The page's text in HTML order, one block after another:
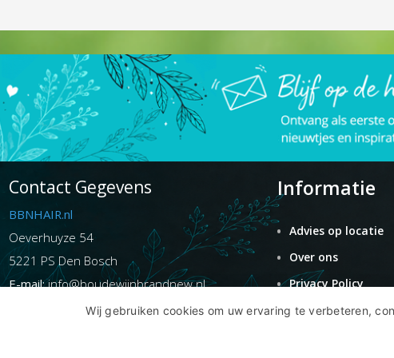
Contact Gegevens
BBNHAIR.nl
Oeverhuyze 54
5221 PS Den Bosch
E-mail:info@boudewijnbrandnew.nl
06 54 25 89 89
Informatie
Advies op locatie
Over ons
Privacy Policy
Algemene
Wij gebruiken cookies om uw ervaring te verbeteren,